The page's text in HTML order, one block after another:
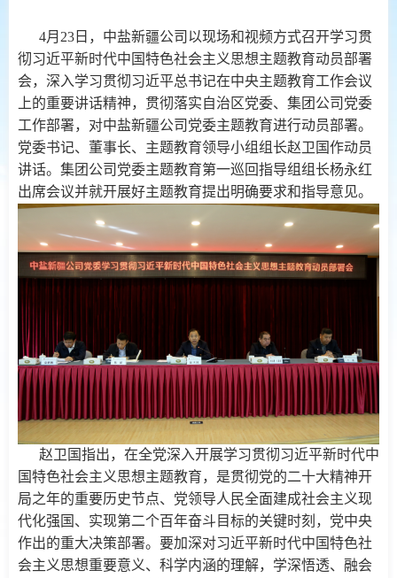
4月23日，中盐新疆公司以现场和视频方式召开学习贯
彻习近平新时代中国特色社会主义思想主题教育动员部署
会，深入学习贯彻习近平总书记在中央主题教育工作会议
上的重要讲话精神，贯彻落实自治区党委、集团公司党委
工作部署，对中盐新疆公司党委主题教育进行动员部署。
党委书记、董事长、主题教育领导小组组长赵卫国作动员
讲话。集团公司党委主题教育第一巡回指导组组长杨永红
出席会议并就开展好主题教育提出明确要求和指导意见。
赵卫国指出，在全党深入开展学习贯彻习近平新时代中
国特色社会主义思想主题教育，是贯彻党的二十大精神开
局之年的重要历史节点、党领导人民全面建成社会主义现
代化强国、实现第二个百年奋斗目标的关键时刻，党中央
作出的重大决策部署。要加深对习近平新时代中国特色社
会主义思想重要意义、科学内涵的理解，学深悟透、融会